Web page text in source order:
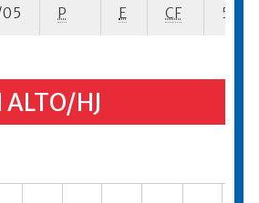
P E CF 5 su-
ALTO/HJ